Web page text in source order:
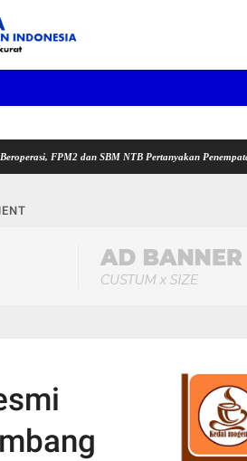
dan SBM NTB Pertanyakan Penempatan Plt